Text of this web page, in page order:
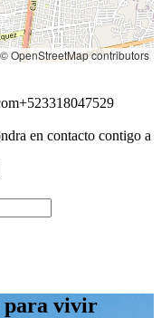
© OpenStreetMap contributors
+523318047529
en contacto contigo a
para vivir